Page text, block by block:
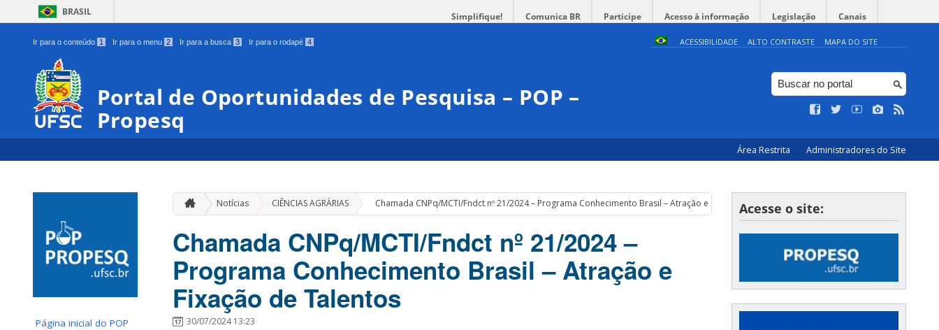
BRASIL Simplifique! Comunica BR Participe Acesso à informação Legislação Canais
Ir para o conteúdo 1 Ir para o menu 2 Ir para a busca 3 Ir para o rodapé 4 ACESSIBILIDADE ALTO CONTRASTE MAPA DO SITE
Portal de Oportunidades de Pesquisa – POP –
Propesq
Área Restrita Administradores do Site
Página inicial do POP
Notícias CIÊNCIAS AGRÁRIAS » Chamada CNPq/MCTI/Fndct nº 21/2024 – Programa Conhecimento Brasil – Atração e Fixação de Talentos
Chamada CNPq/MCTI/Fndct nº 21/2024 –
Programa Conhecimento Brasil – Atração e
Fixação de Talentos
30/07/2024 13:23
Acesse o site: